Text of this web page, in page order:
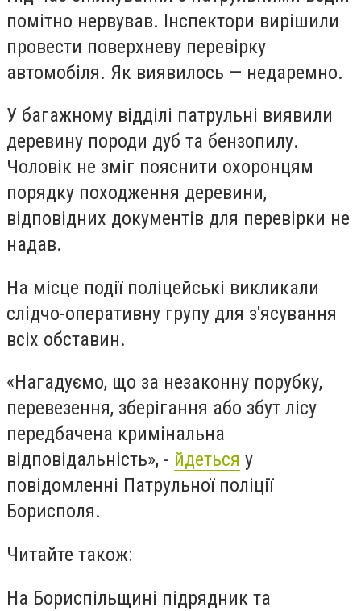
помітно нервував. Інспектори вирішили
провести поверхневу перевірку
автомобіля. Як виявилось — недаремно.
У багажному відділі патрульні виявили
деревину породи дуб та бензопилу.
Чоловік не зміг пояснити охоронцям
порядку походження деревини,
відповідних документів для перевірки не
надав.
На місце події поліцейські викликали
слідчо-оперативну групу для з'ясування
всіх обставин.
«Нагадуємо, що за незаконну порубку,
перевезення, зберігання або збут лісу
передбачена кримінальна
відповідальність», - йдеться у
повідомленні Патрульної поліції
Борисполя.
Читайте також:
На Бориспільщині підрядник та